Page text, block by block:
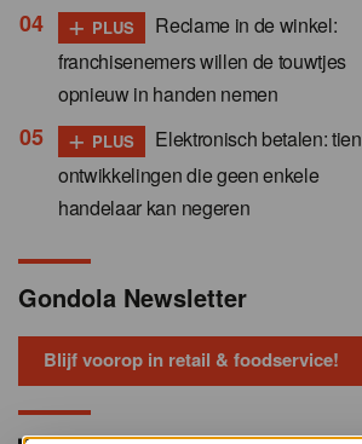
+ PLUS
Reclame in de winkel:
franchisenemers willen de touwtjes
opnieuw in handen nemen
+ PLUS
Elektronisch betalen: tien
ontwikkelingen die geen enkele
handelaar kan negeren
Gondola Newsletter
Blijf voorop in retail & foodservice!